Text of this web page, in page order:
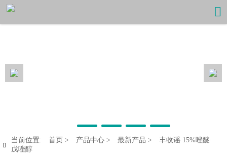


当前位置: 首页 > 产品中心 > 最新产品 >
丰收谣 15%唑醚·
戊唑醇